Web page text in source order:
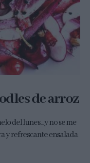
de arroz
del lunes... y no se me
y refrescante ensalada